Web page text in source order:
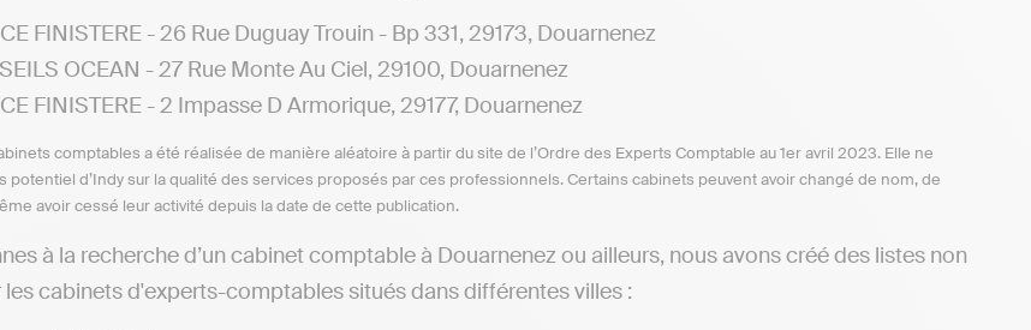
FINISTERE - 26 Rue Duguay Trouin - Bp 331, 29173, Douarnenez
OCEAN - 27 Rue Monte Au Ciel, 29100, Douarnenez
FINISTERE - 2 Impasse D Armorique, 29177, Douarnenez
comptables a été réalisée de manière aléatoire à partir du site de l’Ordre des Experts Comptable au 1er avril 2023. Elle ne
potentiel d’Indy sur la qualité des services proposés par ces professionnels. Certains cabinets peuvent avoir changé de nom, de
avoir cessé leur activité depuis la date de cette publication.
à la recherche d’un cabinet comptable à Douarnenez ou ailleurs, nous avons créé des listes non
les cabinets d'experts-comptables situés dans différentes villes :